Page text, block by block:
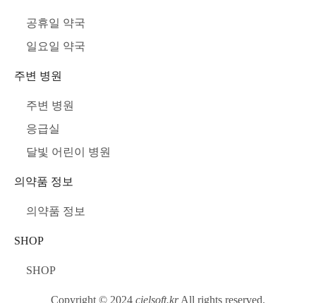
공휴일 약국
일요일 약국
주변 병원
주변 병원
응급실
달빛 어린이 병원
의약품 정보
의약품 정보
SHOP
SHOP
Copyright © 2024 cielsoft.krAll rights reserved.